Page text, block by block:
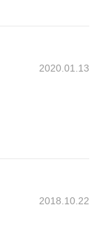
2020.01.13
2018.10.22